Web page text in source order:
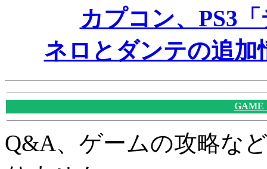
カプコン、PS3
ネロとダンテの追加
GAME
Q&A、ゲームの攻略な